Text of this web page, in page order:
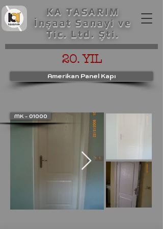
KA TASARIM
İnşaat Sanayi ve
Tic. Ltd. Şti.
20. YIL
Amerikan Panel Kapı
MK - 01000